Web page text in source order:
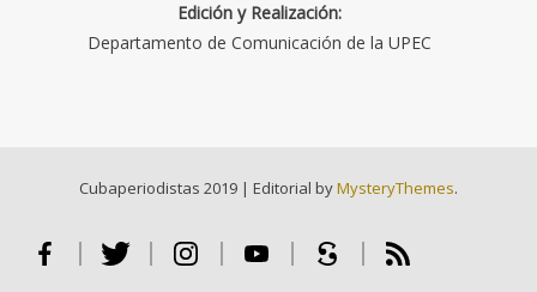
Edición y Realización:
Departamento de Comunicación de la UPEC
Cubaperiodistas 2019 | Editorial byMysteryThemes.